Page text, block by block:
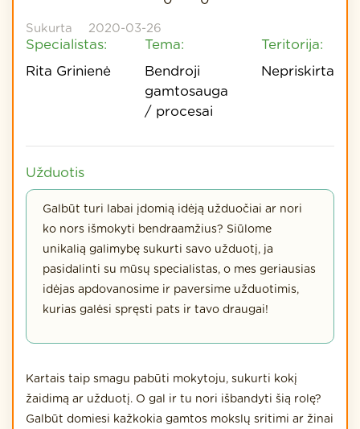
Sukurta 2020-03-26
Specialistas:
Rita Grinienė
Tema:
Bendroji
gamtosauga
/ procesai
Teritorija:
Nepriskirta
Užduotis
Galbūt turi labai įdomią idėją užduočiai ar nori
ko nors išmokyti bendraamžius? Siūlome
unikalią galimybę sukurti savo užduotį, ja
pasidalinti su mūsų specialistas, o mes geriausias
idėjas apdovanosime ir paversime užduotimis,
kurias galėsi spręsti pats ir tavo draugai!
Kartais taip smagu pabūti mokytoju, sukurti kokį
žaidimą ar užduotį. O gal ir tu nori išbandyti šią rolę?
Galbūt domiesi kažkokia gamtos mokslų sritimi ar žinai